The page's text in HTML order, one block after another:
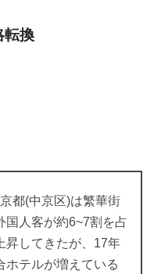
転換
都(中京区)は繁華街
国人客が約6~7割を占
昇してきたが、17年
ホテルが増えている